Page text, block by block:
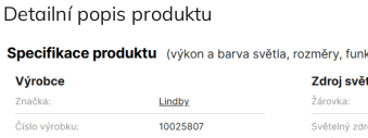
Detailní popis produktu